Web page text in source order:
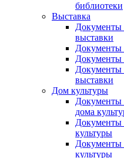
библиотеки
Выставка
Документы
выставки
Документы
Документы
Документы
выставки
Дом культуры
Документы
дома
Документы
культуры
Документы
культуры